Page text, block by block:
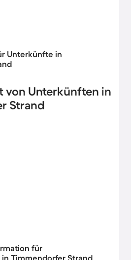
Unterkünfte in
von Unterkünften in
Strand
für
Timmendorfer Strand